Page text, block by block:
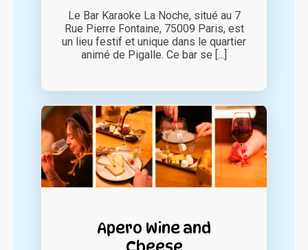
Le Bar Karaoke La Noche, situé au 7
Rue Pierre Fontaine, 75009 Paris, est
un lieu festif et unique dans le quartier
animé de Pigalle. Ce bar se [...]
Apero Wine and
Cheese